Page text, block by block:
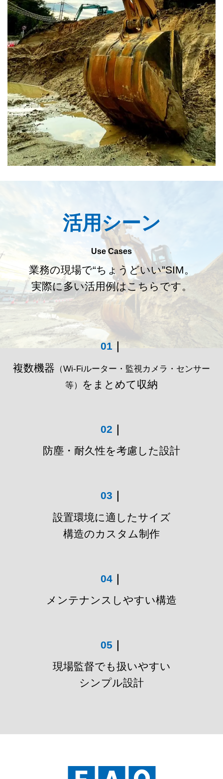
活用シーン
Use Cases
業務の現場で“ちょうどいい”SIM。
実際に多い活用例はこちらです。
01｜
複数機器 （Wi-Fiルーター・監視カメラ・センサー
等）
をまとめて収納
02
防塵・耐久性を考慮した設計
03
設置環境に適したサイズ
構造のカスタム制作
04｜
メンテナンスしやすい構造
05
現場監督でも扱いやすい
シンプル設計